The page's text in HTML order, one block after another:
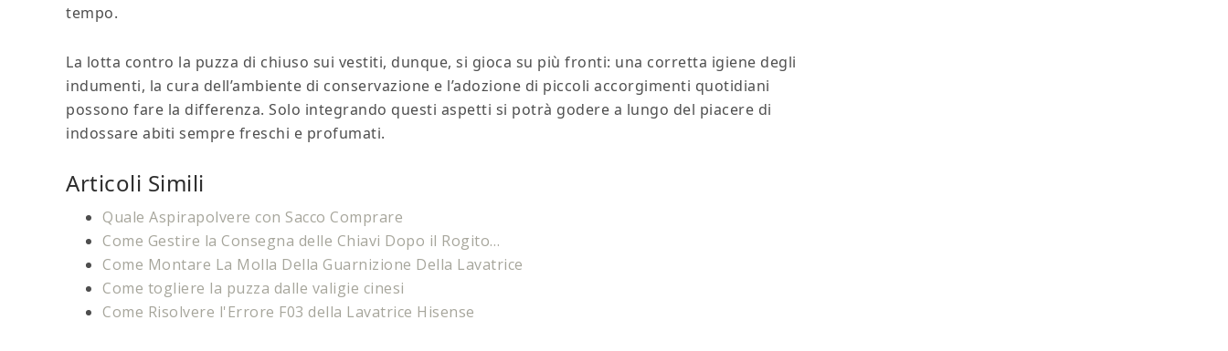
tempo.
La lotta contro la puzza di chiuso sui vestiti, dunque, si gioca su più fronti: una corretta igiene degli
indumenti, la cura dell’ambiente di conservazione e l’adozione di piccoli accorgimenti quotidiani
possono fare la differenza. Solo integrando questi aspetti si potrà godere a lungo del piacere di
indossare abiti sempre freschi e profumati.
Articoli Simili
Quale Aspirapolvere con Sacco Comprare
Come Gestire la Consegna delle Chiavi Dopo il Rogito…
Come Montare La Molla Della Guarnizione Della Lavatrice
Come togliere la puzza dalle valigie cinesi​​
Come Risolvere l'Errore F03 della Lavatrice Hisense​